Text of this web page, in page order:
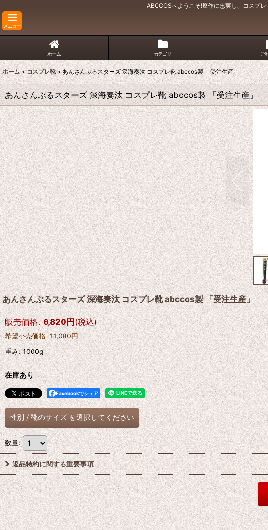
ABCCOSへようこそ!原作に忠実し、コスプ
メニュー
ホーム カテゴリ ご
ホーム > コスプレ靴 > あんさんぶるスターズ 深海奏汰 コスプレ靴 abccos製 「受注生産」
あんさんぶるスターズ 深海奏汰 コスプレ靴 abccos製 「受注生産」
あんさんぶるスターズ 深海奏汰 コスプレ靴 abccos製 「受注生産」
販売価格: 6,820円(税込)
希望小売価格: 11,080円
重み:1000g
在庫あり
Facebookでシェア
性別 / 靴のサイズ を選択してください
数量:
返品特約に関する重要事項